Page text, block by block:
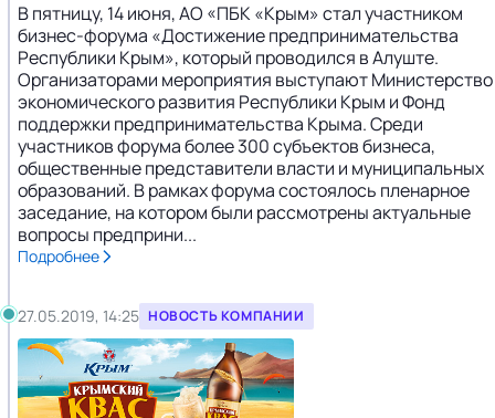
В пятницу, 14 июня, АО «ПБК «Крым» стал участником
бизнес-форума «Достижение предпринимательства
Республики Крым», который проводился в Алуште.
Организаторами мероприятия выступают Министерство
экономического развития Республики Крым и Фонд
поддержки предпринимательства Крыма. Среди
участников форума более 300 субъектов бизнеса,
общественные представители власти и муниципальных
образований. В рамках форума состоялось пленарное
заседание, на котором были рассмотрены актуальные
вопросы предприни...
Подробнее
27.05.2019, 14:25 НОВОСТЬ КОМПАНИИ